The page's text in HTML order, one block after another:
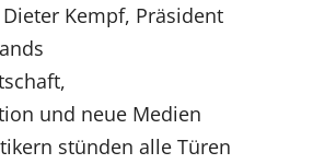
Kempf, Präsident
und neue Medien
stünden alle Türen